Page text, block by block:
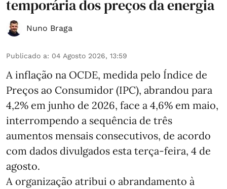
temporária dos preços da energia
Nuno Braga
Publicado a: 04 Agosto 2026, 13:59
A inflação na OCDE, medida pelo Índice de
Preços ao Consumidor (IPC), abrandou para
4,2% em junho de 2026, face a 4,6% em maio,
interrompendo a sequência de três
aumentos mensais consecutivos, de acordo
com dados divulgados esta terça-feira, 4 de
agosto.
A organização atribui o abrandamento à